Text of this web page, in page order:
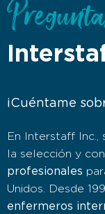
¡Cuéntame
En Interstaff Inc.,
la selección y
profesionales
Unidos. Desde
enfermeros